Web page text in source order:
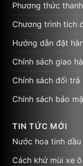
Phương thức
Chương trình tích
Hướng dẫn đặt
Chính sách giao
Chính sách đổi trả
Chính sách bảo
TIN TỨC MỚI
Nước hoa tinh
Cách khử mùi xe